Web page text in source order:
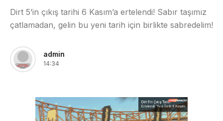
Dirt 5’in çıkış tarihi 6 Kasım’a ertelendi! Sabır taşımız
çatlamadan, gelin bu yeni tarih için birlikte sabredelim!
admin
14:34